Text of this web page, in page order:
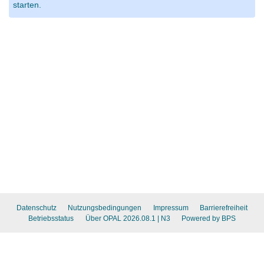
starten.
Datenschutz Nutzungsbedingungen Impressum
Barrierefreiheit
Betriebsstatus
Über OPAL 2026.08.1 | N3 Powered by BPS